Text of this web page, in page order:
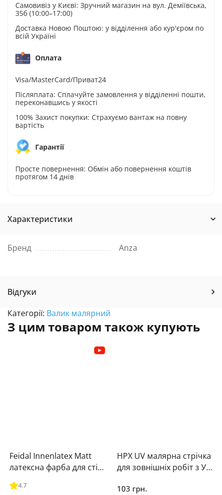
Самовивіз у Києві: Зручний магазин на вул. Деміївська,
35б (10:00–17:00)
Доставка Новою Поштою: у відділення або кур'єром по
всій Україні
Оплата
Visa/MasterCard/Приват24
Післяплата: Сплачуйте замовлення у відділенні пошти,
переконавшись у якості
100% Захист покупки: Страхуємо вантаж на повну
вартість
Гарантії
Просте повернення: Обмін або повернення коштів
протягом 14 днів
Характеристики
Бренд Anza
Відгуки
Категорії: Валик малярний
З цим товаром також купують
Feidal Innenlatex Matt
латексна фарба для стін
та стель 10л
4.7
HPX UV малярна стрічка
для зовнішніх робіт з УФ
103 грн.